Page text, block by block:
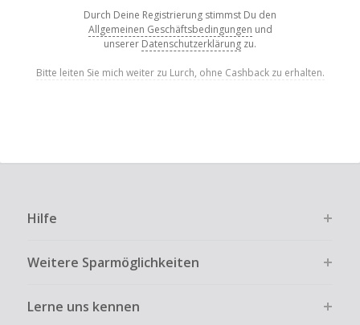
Durch Deine Registrierung stimmst Du den
Allgemeinen Geschäftsbedingungen und
unserer Datenschutzerklärung zu.
Bitte leiten Sie mich weiter zu Lurch, ohne Cashback zu erhalten.
Hilfe
Weitere Sparmöglichkeiten
Lerne uns kennen